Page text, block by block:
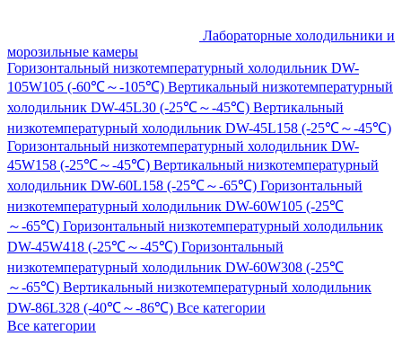
Лабораторные холодильники и
морозильные камеры
Горизонтальный низкотемпературный холодильник DW-
105W105 (-60℃～-105℃) Вертикальный низкотемпературный
холодильник DW-45L30 (-25℃～-45℃) Вертикальный
низкотемпературный холодильник DW-45L158 (-25℃～-45℃)
Горизонтальный низкотемпературный холодильник DW-
45W158 (-25℃～-45℃) Вертикальный низкотемпературный
холодильник DW-60L158 (-25℃～-65℃) Горизонтальный
низкотемпературный холодильник DW-60W105 (-25℃
～-65℃) Горизонтальный низкотемпературный холодильник
DW-45W418 (-25℃～-45℃) Горизонтальный
низкотемпературный холодильник DW-60W308 (-25℃
～-65℃) Вертикальный низкотемпературный холодильник
DW-86L328 (-40℃～-86℃) Все категории
Все категории